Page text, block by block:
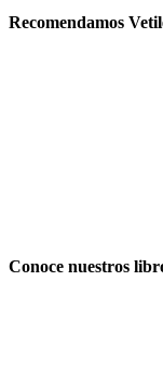
Recomendamos
Conoce nuestros